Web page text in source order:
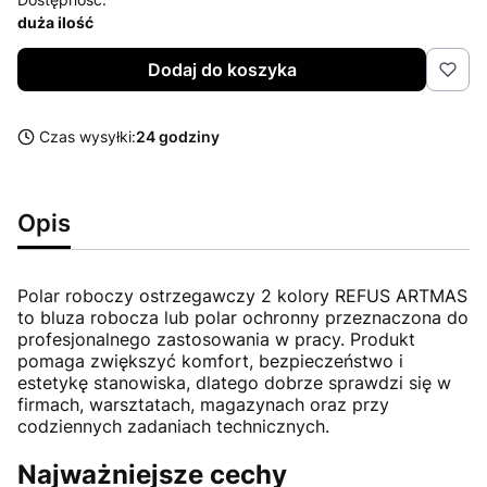
duża ilość
Dodaj do koszyka
Czas wysyłki:24 godziny
Opis
Polar roboczy ostrzegawczy 2 kolory REFUS ARTMAS
to bluza robocza lub polar ochronny przeznaczona do
profesjonalnego zastosowania w pracy. Produkt
pomaga zwiększyć komfort, bezpieczeństwo i
estetykę stanowiska, dlatego dobrze sprawdzi się w
firmach, warsztatach, magazynach oraz przy
codziennych zadaniach technicznych.
Najważniejsze cechy